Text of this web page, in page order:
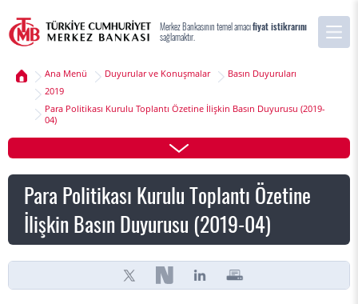
Merkez Bankasının temel amacıfiyat istikrarını
sağlamaktır.
Ana Menü Duyurular ve Konuşmalar
Basın Duyuruları
2019
Para Politikası Kurulu Toplantı Özetine İlişkin Basın Duyurusu (2019-
04)
Para Politikası Kurulu Toplantı Özetine
İlişkin Basın Duyurusu (2019-04)